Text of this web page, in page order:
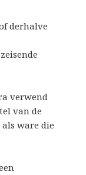
derhalve
verwend
van de
ware die